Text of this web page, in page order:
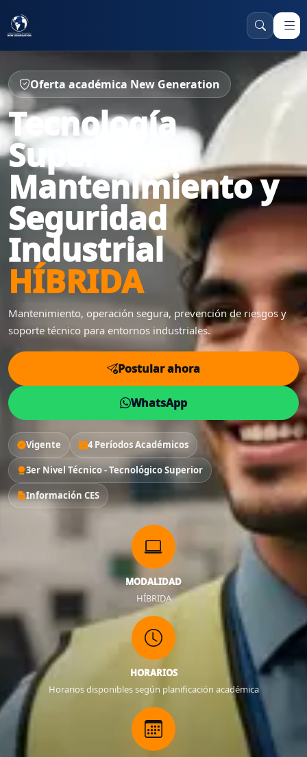
Oferta académica New Generation
Tecnología
Superior en
Mantenimiento y
Seguridad
Industrial
HÍBRIDA
Mantenimiento, operación segura, prevención de riesgos y
soporte técnico para entornos industriales.
Postular ahora
WhatsApp
Vigente 4 Períodos Académicos
3er Nivel Técnico - Tecnológico Superior
Información CES
MODALIDAD
HÍBRIDA
HORARIOS
Horarios disponibles según planificación académica